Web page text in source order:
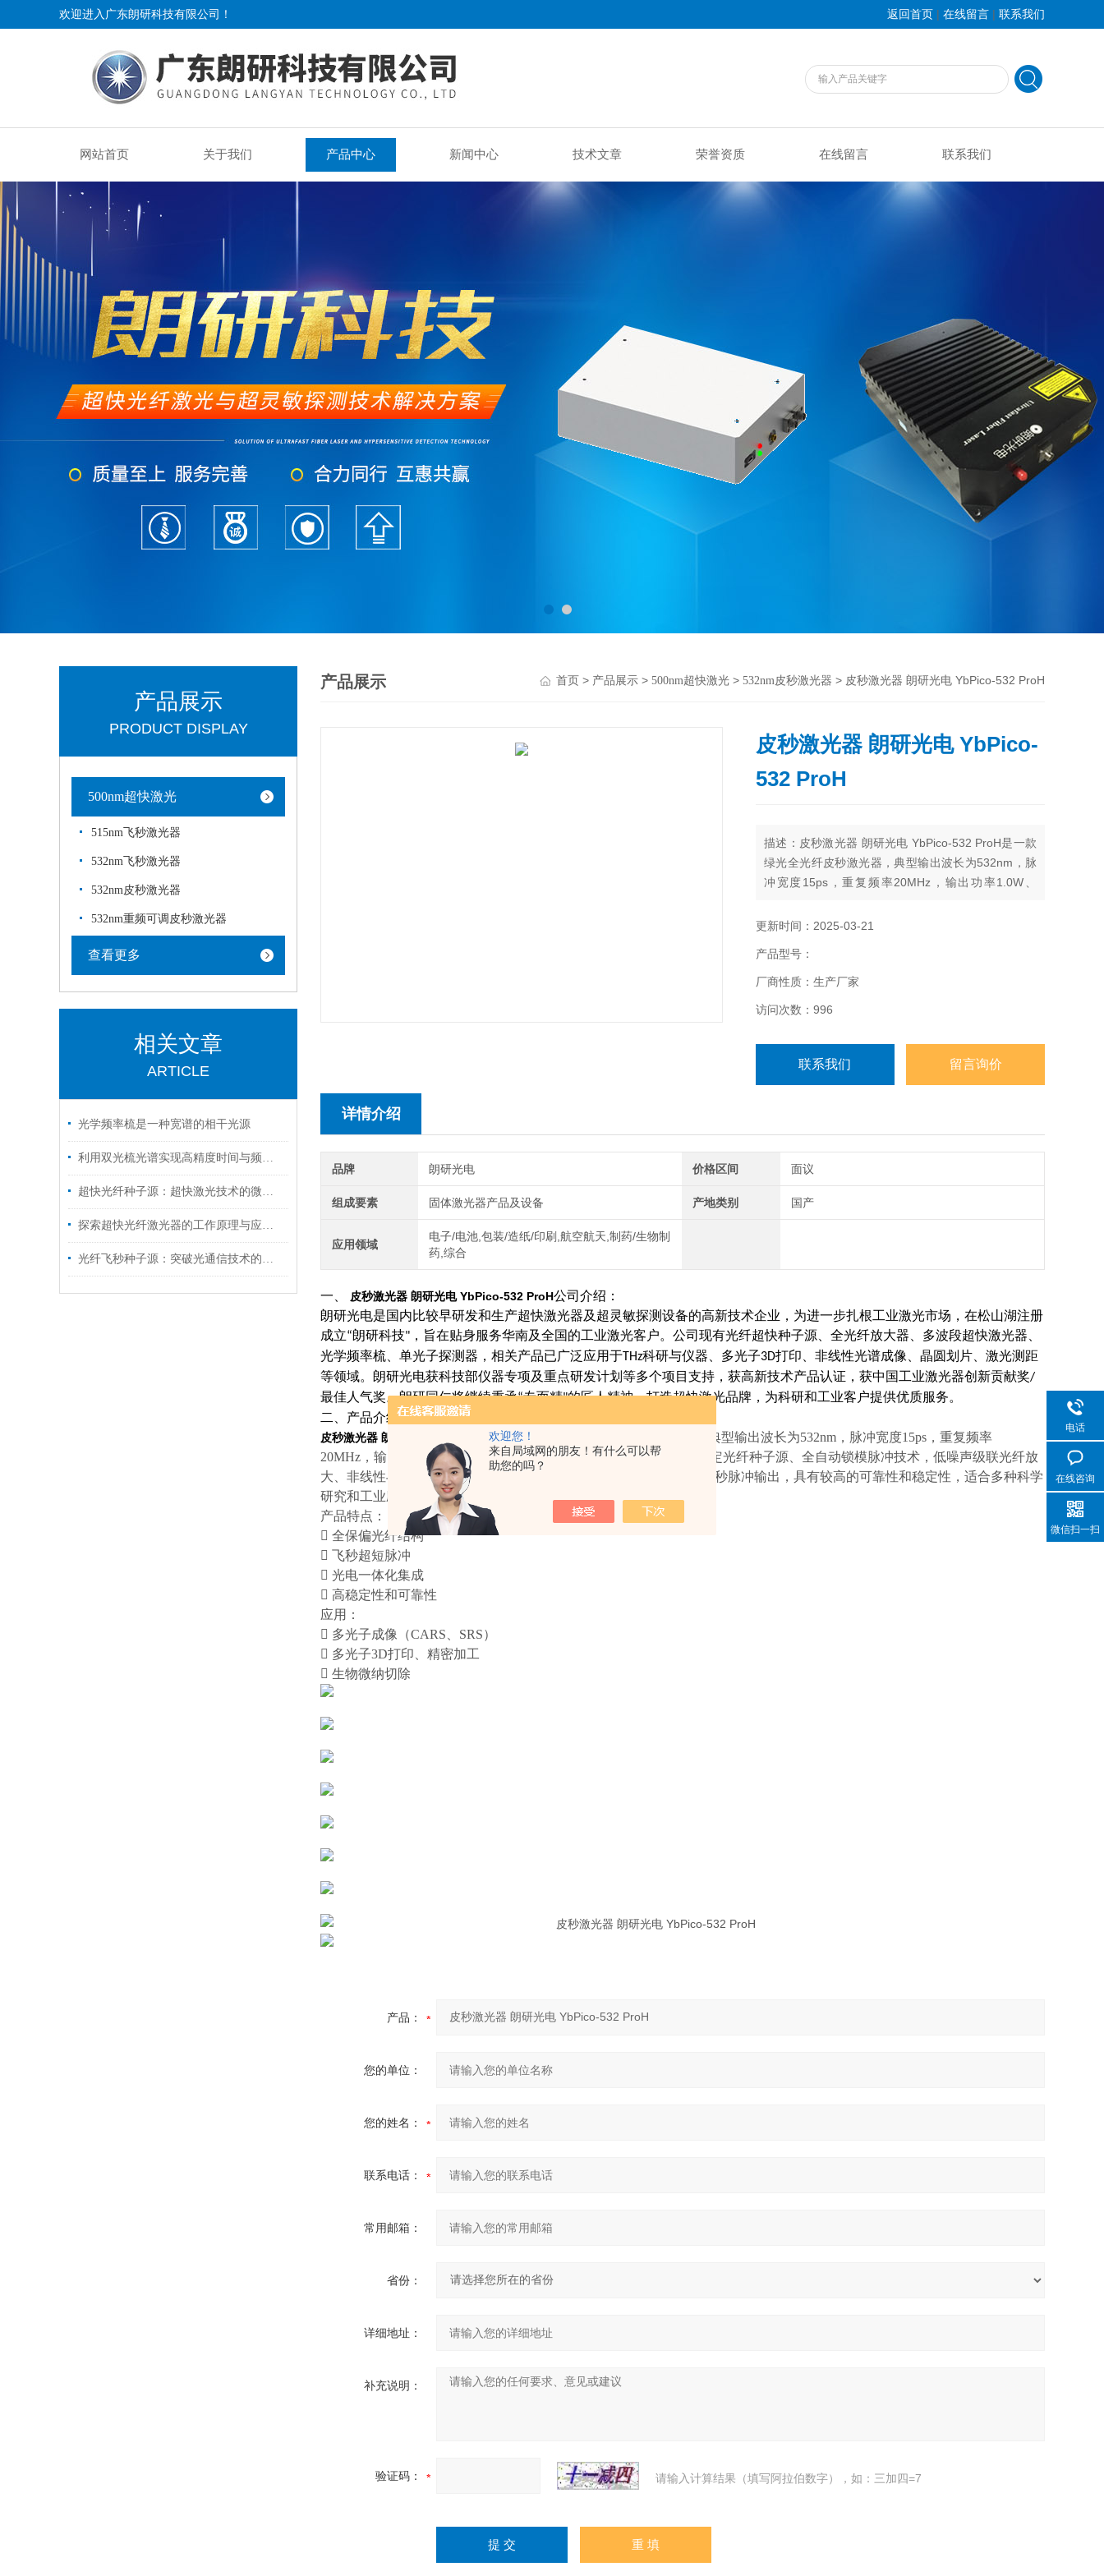
欢迎您！
来自局域网的朋友！有什么可以帮
助您的吗？
欢迎进入广东朗研科技有限公司！ 返回首页 | 在线留言 | 联系我们
网站首页 关于我们 产品中心 新闻中心 技术文章 荣誉资质 在线留言 联系我们
产品展示 首页 > 产品展示 > 500nm超快激光 > 532nm皮秒激光器 > 皮秒激光器 朗研光电 YbPico-532 ProH
皮秒激光器 朗研光电 YbPico-
532 ProH
描述：皮秒激光器 朗研光电 YbPico-532 ProH是一款
绿光全光纤皮秒激光器，典型输出波长为532nm，脉
冲宽度15ps，重复频率20MHz，输出功率1.0W、
源、全自动锁模脉冲技术，低噪声级联光纤放大、非
了绿光皮秒脉冲输出，具有较高的可靠性和稳定性。
更新时间：2025-03-21
产品型号：
厂商性质：生产厂家
访问次数：996
联系我们 留言询价
详情介绍
品牌 朗研光电 价格区间 面议
组成要素 固体激光器产品及设备 产地类别 国产
应用领域
电子/电池,包装/造纸/印刷,航空航天,制药/生物制
药,综合
一、 皮秒激光器 朗研光电 YbPico-532 ProH公司介绍：
朗研光电是国内比较早研发和生产超快激光器及超灵敏探测设备的高新技术企业，为进一步扎根工业激光市场，在松山湖注册
成立“朗研科技" ，旨在贴身服务华南及全国的工业激光客户。公司现有光纤超快种子源、全光纤放大器、多波段超快激光器、
光学频率梳、单光子探测器，相关产品已广泛应用于THz科研与仪器、多光子3D打印、非线性光谱成像、晶圆划片、激光测距
等领域。朗研光电获科技部仪器专项及重点研发计划等多个项目支持，获高新技术产品认证，获中国工业激光器创新贡献奖/
最佳人气奖。朗研同仁将继续秉承“专而精"的匠人精神，打造超快激光品牌，为科研和工业客户提供优质服务。
二、产品介绍：
皮秒激光器 朗研光电 YbPico-532 ProH 是一款绿光全光纤皮秒激光器，典型输出波长为532nm，脉冲宽度15ps，重复频率
20MHz，输出功率1.0W、1.5W、2.0W三档可选。该光源集合了高稳定光纤种子源、全自动锁模脉冲技术，低噪声级联光纤放
大、非线性与色散精致管理、高效率倍频等核心技术，实现了绿光皮秒脉冲输出，具有较高的可靠性和稳定性，适合多种科学
研究和工业应用，可满足系统集成应用需求，性价比高。
产品特点：
 全保偏光纤结构
 飞秒超短脉冲
 光电一体化集成
 高稳定性和可靠性
应用：
 多光子成像（CARS、SRS）
 多光子3D打印、精密加工
 生物微纳切除
产品：
您的单位：
您的姓名：
联系电话：
常用邮箱：
省份：
详细地址：
补充说明：
验证码： 请输入计算结果（填写阿拉伯数字），如：三加四=7
产品展示
PRODUCT DISPLAY
500nm超快激光
515nm飞秒激光器
532nm飞秒激光器
532nm皮秒激光器
532nm重频可调皮秒激光器
查看更多
相关文章
ARTICLE
光学频率梳是一种宽谱的相干光源
利用双光梳光谱实现高精度时间与频率同步
超快光纤种子源：超快激光技术的微光原点
探索超快光纤激光器的工作原理与应用前景
光纤飞秒种子源：突破光通信技术的新引擎
电话
在线咨询
微信扫一扫